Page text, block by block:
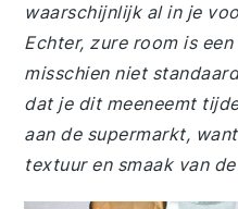
waarschijnlijk al in je
Echter, zure room is
misschien niet
dat je dit meeneemt
aan de supermarkt,
textuur en smaak van